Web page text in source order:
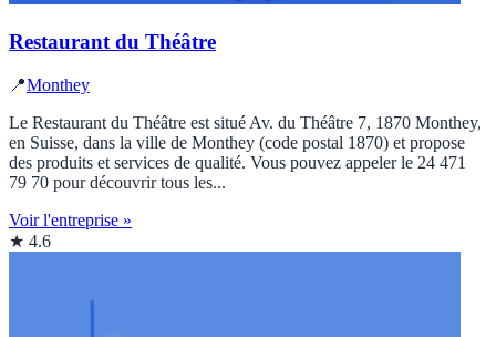
Restaurant du Théâtre
📍Monthey
Le Restaurant du Théâtre est situé Av. du Théâtre 7, 1870 Monthey,
en Suisse, dans la ville de Monthey (code postal 1870) et propose
des produits et services de qualité. Vous pouvez appeler le 24 471
79 70 pour découvrir tous les...
Voir l'entreprise »
★ 4.6